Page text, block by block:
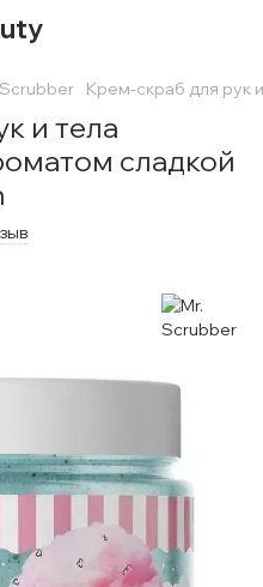
Крем-скраб для рук
и тела
сладкой